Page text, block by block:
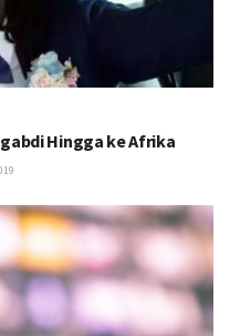
Hingga ke Afrika